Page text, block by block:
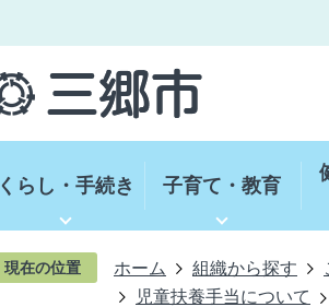
くらし・手続き 子育て・教育
現在の位置 ホーム 組織から探す
児童扶養手当について